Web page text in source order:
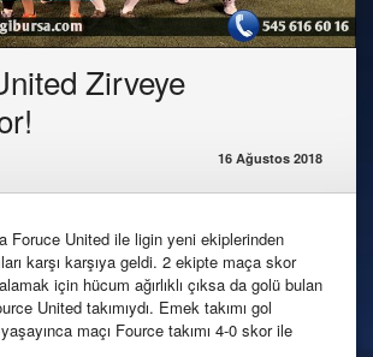
Zirveye
16 Ağustos 2018
Foruce United ile ligin yeni ekiplerinden
karşı karşıya geldi. 2 ekipte maça skor
için hücum ağırlıklı çıksa da golü bulan
United takımıydı. Emek takımı gol
yaşayınca maçı Fource takımı 4-0 skor ile